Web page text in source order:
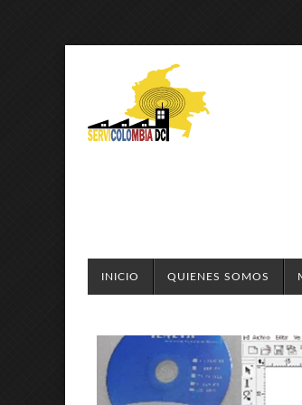
INICIO QUIENES SOMOS